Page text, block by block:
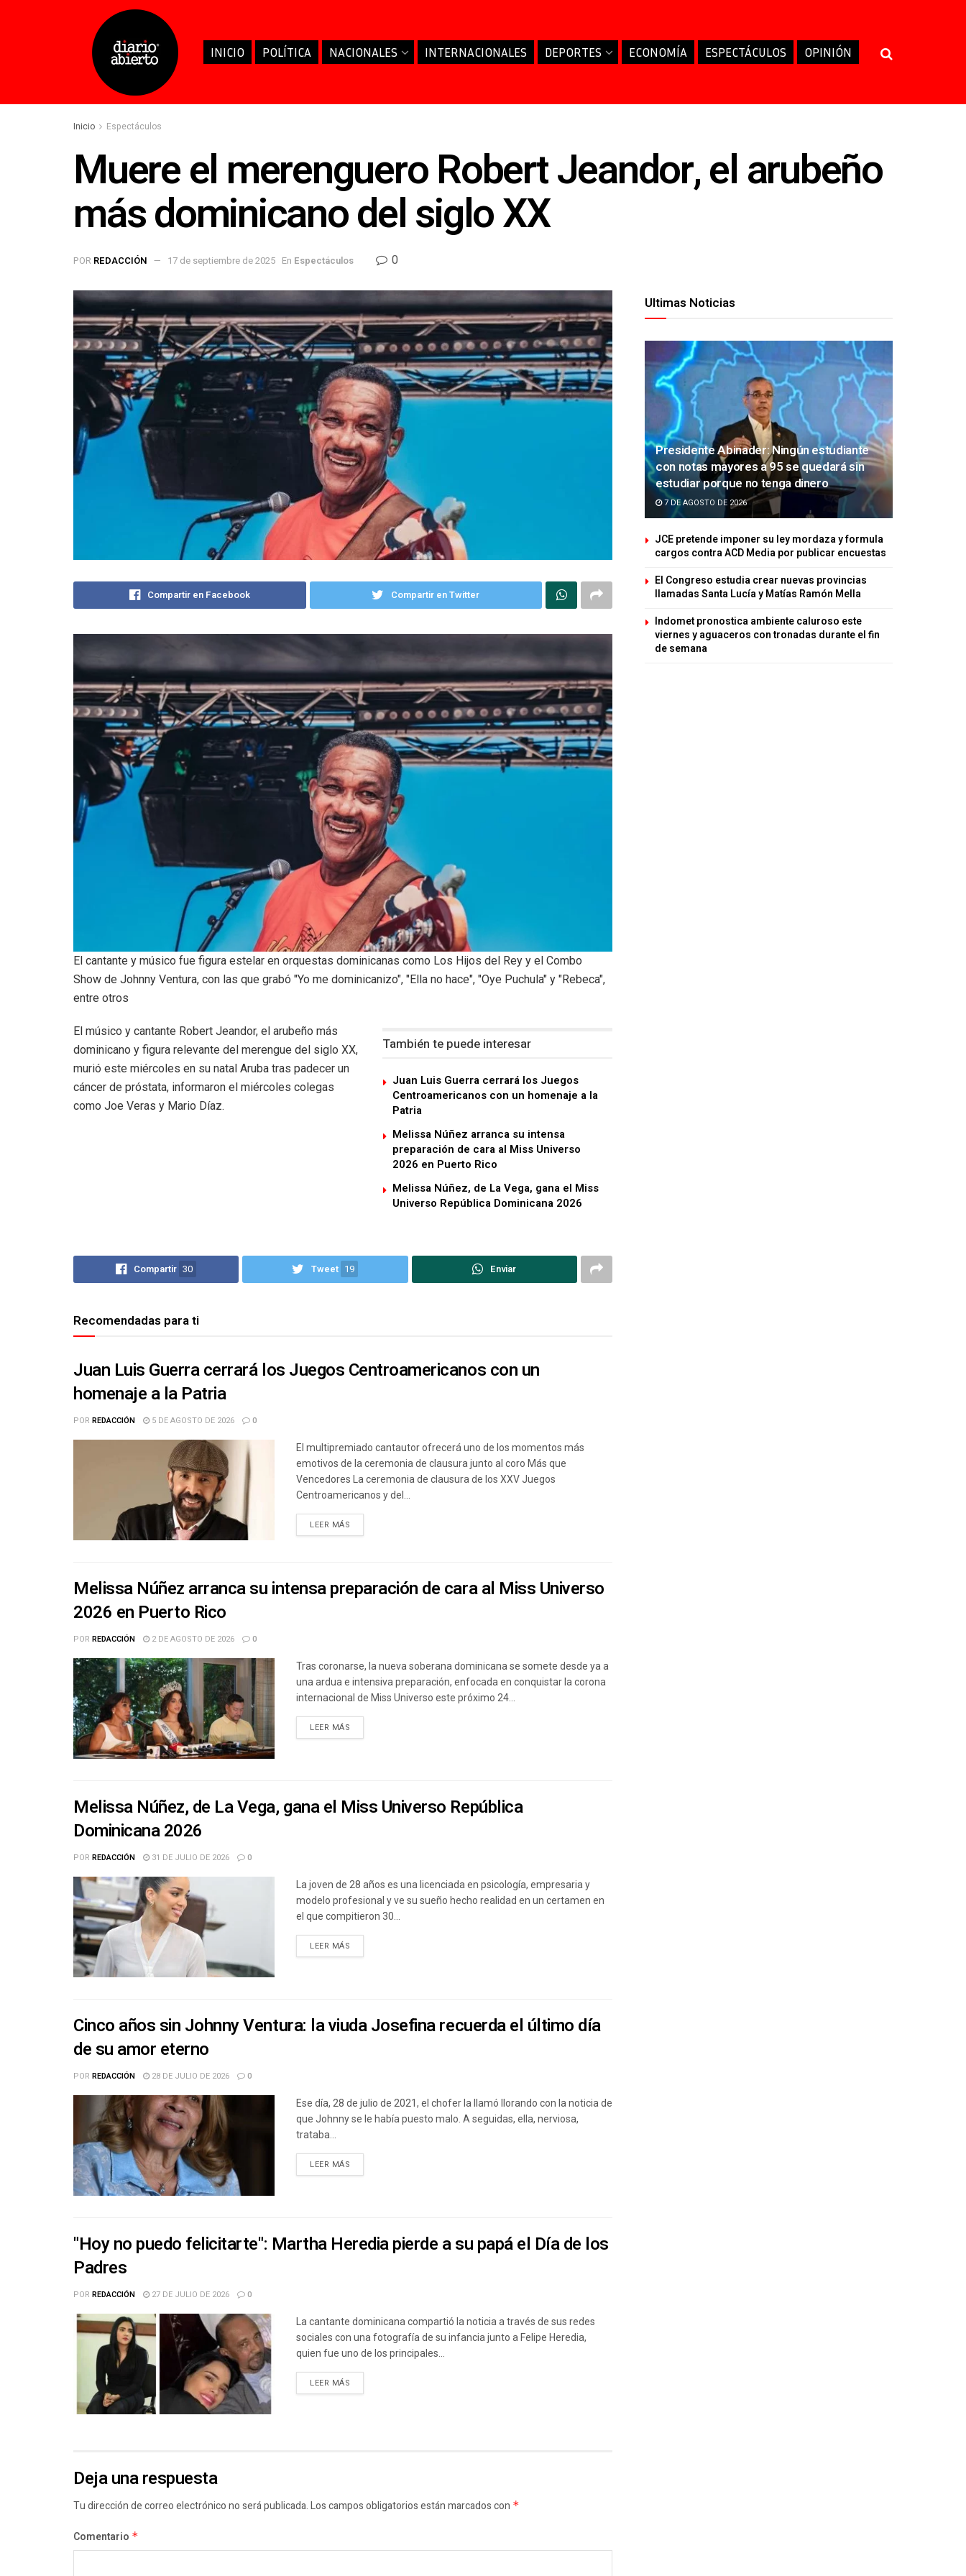
INICIO POLÍTICA NACIONALES INTERNACIONALES DEPORTES ECONOMÍA ESPECTÁCULOS OPINIÓN
Inicio Espectáculos
Muere el merenguero Robert Jeandor, el arubeño
más dominicano del siglo XX
POR REDACCIÓN 17 de septiembre de 2025 En Espectáculos 0
Compartir en Facebook Compartir en Twitter
El cantante y músico fue figura estelar en orquestas dominicanas como Los Hijos del Rey y el Combo
Show de Johnny Ventura, con las que grabó "Yo me dominicanizo", "Ella no hace", "Oye Puchula" y "Rebeca",
entre otros
También te puede interesar
Juan Luis Guerra cerrará los Juegos
Centroamericanos con un homenaje a la
Patria
Melissa Núñez arranca su intensa
preparación de cara al Miss Universo
2026 en Puerto Rico
Melissa Núñez, de La Vega, gana el Miss
Universo República Dominicana 2026
El músico y cantante Robert Jeandor, el arubeño más
dominicano y figura relevante del merengue del siglo XX,
murió este miércoles en su natal Aruba tras padecer un
cáncer de próstata, informaron el miércoles colegas
como Joe Veras y Mario Díaz.
Compartir 30 Tweet 19 Enviar
Recomendadas para ti
Juan Luis Guerra cerrará los Juegos Centroamericanos con un
homenaje a la Patria
POR REDACCIÓN 5 DE AGOSTO DE 2026 0
El multipremiado cantautor ofrecerá uno de los momentos más
emotivos de la ceremonia de clausura junto al coro Más que
Vencedores La ceremonia de clausura de los XXV Juegos
Centroamericanos y del...
LEER MÁS
Melissa Núñez arranca su intensa preparación de cara al Miss Universo
2026 en Puerto Rico
POR REDACCIÓN 2 DE AGOSTO DE 2026 0
Tras coronarse, la nueva soberana dominicana se somete desde ya a
una ardua e intensiva preparación, enfocada en conquistar la corona
internacional de Miss Universo este próximo 24...
LEER MÁS
Melissa Núñez, de La Vega, gana el Miss Universo República
Dominicana 2026
POR REDACCIÓN 31 DE JULIO DE 2026 0
La joven de 28 años es una licenciada en psicología, empresaria y
modelo profesional y ve su sueño hecho realidad en un certamen en
el que compitieron 30...
LEER MÁS
Cinco años sin Johnny Ventura: la viuda Josefina recuerda el último día
de su amor eterno
POR REDACCIÓN 28 DE JULIO DE 2026 0
Ese día, 28 de julio de 2021, el chofer la llamó llorando con la noticia de
que Johnny se le había puesto malo. A seguidas, ella, nerviosa,
trataba...
LEER MÁS
"Hoy no puedo felicitarte": Martha Heredia pierde a su papá el Día de los
Padres
POR REDACCIÓN 27 DE JULIO DE 2026 0
La cantante dominicana compartió la noticia a través de sus redes
sociales con una fotografía de su infancia junto a Felipe Heredia,
quien fue uno de los principales...
LEER MÁS
Deja una respuesta
Tu dirección de correo electrónico no será publicada.Los campos obligatorios están marcados con *
Comentario *
Ultimas Noticias
Presidente Abinader: Ningún estudiante
con notas mayores a 95 se quedará sin
estudiar porque no tenga dinero
7 DE AGOSTO DE 2026
JCE pretende imponer su ley mordaza y formula
cargos contra ACD Media por publicar encuestas
El Congreso estudia crear nuevas provincias
llamadas Santa Lucía y Matías Ramón Mella
Indomet pronostica ambiente caluroso este
viernes y aguaceros con tronadas durante el fin
de semana